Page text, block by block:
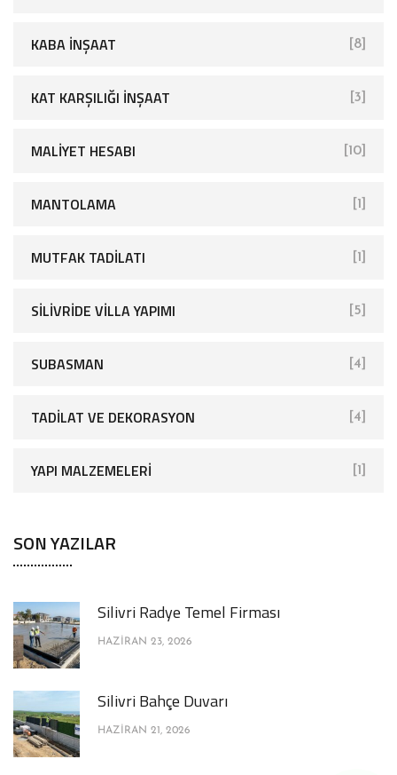
KABA İNŞAAT [8]
KAT KARŞILIĞI İNŞAAT [3]
MALIYET HESABI [10]
MANTOLAMA [1]
MUTFAK TADILATI [1]
SİLİVRİDE VİLLA YAPIMI [5]
SUBASMAN [4]
TADILAT VE DEKORASYON [4]
YAPI MALZEMELERI [1]
SON YAZILAR
Silivri Radye Temel Firması
HAZIRAN 23, 2026
Silivri Bahçe Duvarı
HAZIRAN 21, 2026